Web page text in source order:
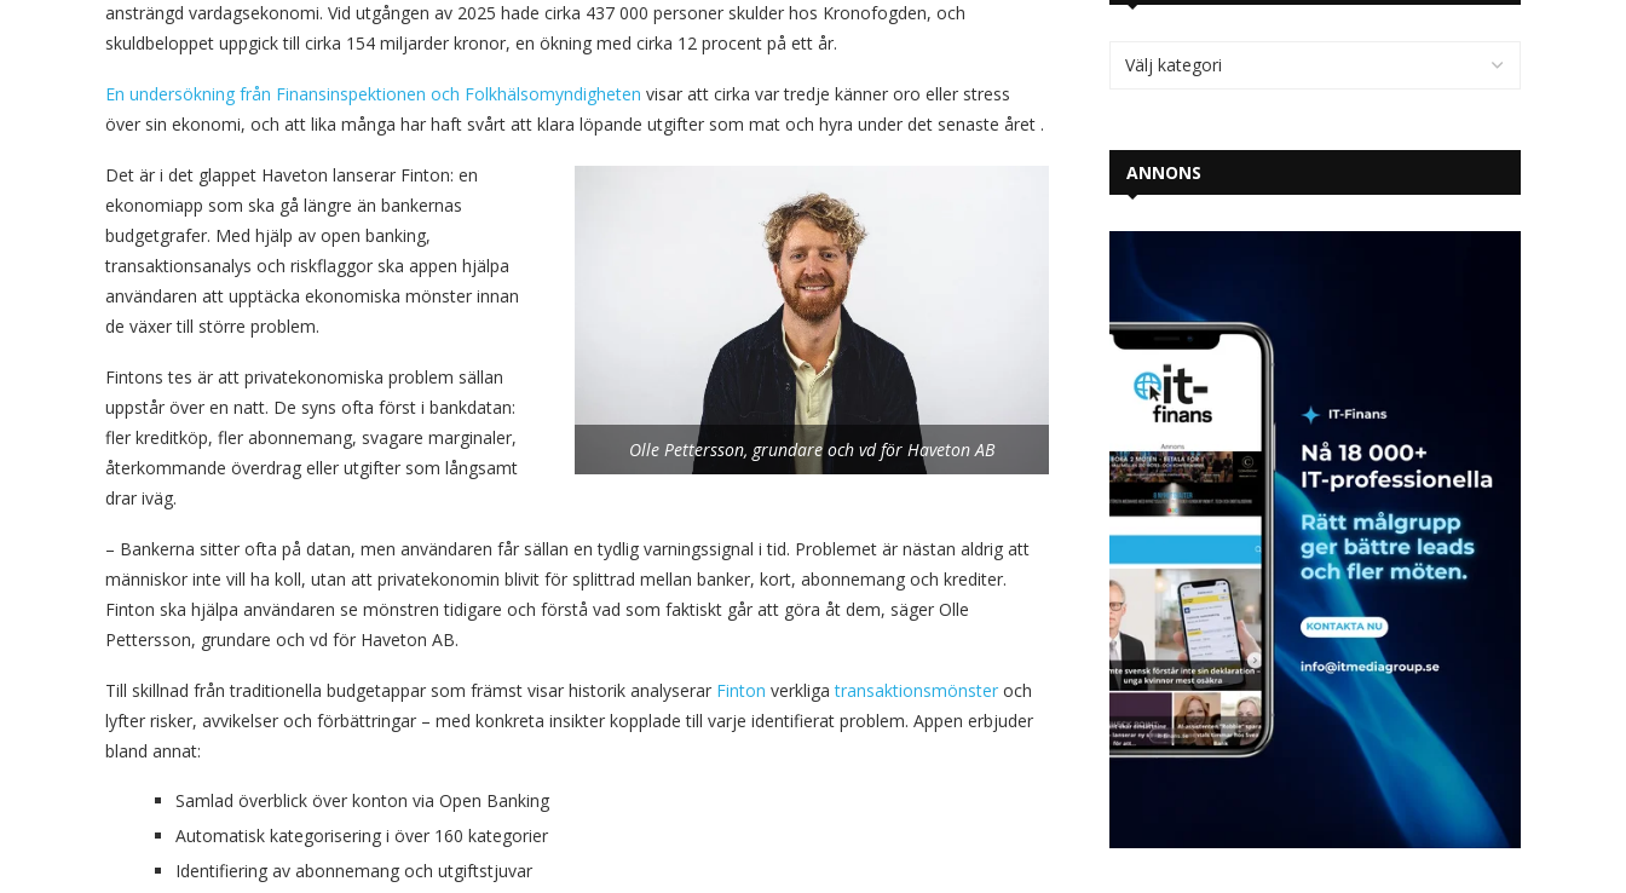
ansträngd vardagsekonomi. Vid utgången av 2025 hade cirka 437 000 personer skulder hos Kronofogden, och
skuldbeloppet uppgick till cirka 154 miljarder kronor, en ökning med cirka 12 procent på ett år.
En undersökning från Finansinspektionen och Folkhälsomyndigheten visar att cirka var tredje känner oro eller stress
över sin ekonomi, och att lika många har haft svårt att klara löpande utgifter som mat och hyra under det senaste året .
Olle Pettersson, grundare och vd för Haveton AB
Det är i det glappet Haveton lanserar Finton: en
ekonomiapp som ska gå längre än bankernas
budgetgrafer. Med hjälp av open banking,
transaktionsanalys och riskflaggor ska appen hjälpa
användaren att upptäcka ekonomiska mönster innan
de växer till större problem.
Fintons tes är att privatekonomiska problem sällan
uppstår över en natt. De syns ofta först i bankdatan:
fler kreditköp, fler abonnemang, svagare marginaler,
återkommande överdrag eller utgifter som långsamt
drar iväg.
– Bankerna sitter ofta på datan, men användaren får sällan en tydlig varningssignal i tid. Problemet är nästan aldrig att
människor inte vill ha koll, utan att privatekonomin blivit för splittrad mellan banker, kort, abonnemang och krediter.
Finton ska hjälpa användaren se mönstren tidigare och förstå vad som faktiskt går att göra åt dem, säger Olle
Pettersson, grundare och vd för Haveton AB.
Till skillnad från traditionella budgetappar som främst visar historik analyserar Finton verkligatransaktionsmönster och
lyfter risker, avvikelser och förbättringar – med konkreta insikter kopplade till varje identifierat problem. Appen erbjuder
bland annat:
Samlad överblick över konton via Open Banking
Automatisk kategorisering i över 160 kategorier
Identifiering av abonnemang och utgiftstjuvar
ANNONS